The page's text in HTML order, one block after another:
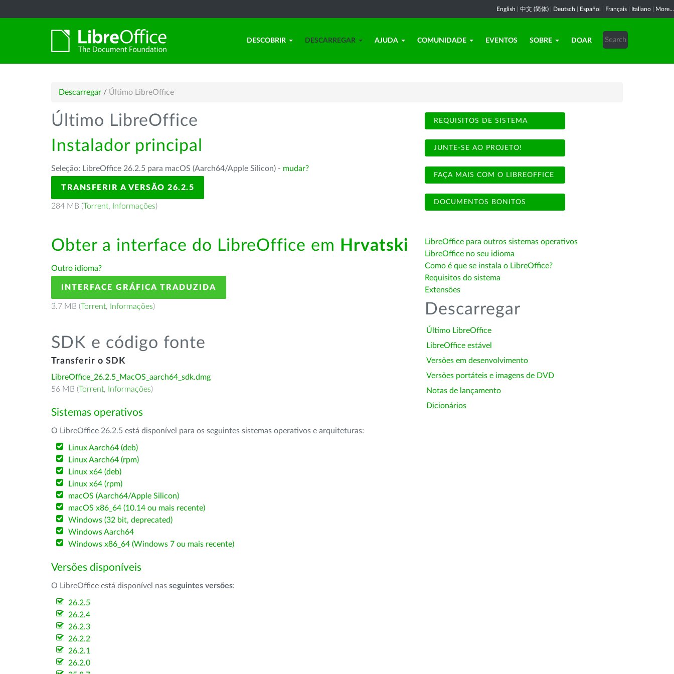
English 中文 (简体) Deutsch Español Français Italiano More...
DESCOBRIR DESCARREGAR AJUDA COMUNIDADE EVENTOS SOBRE DOAR
Descarregar / Último LibreOffice
Último LibreOffice
Instalador principal
Seleção: LibreOffice 26.2.5 para macOS (Aarch64/Apple Silicon) - mudar?
TRANSFERIR A VERSÃO 26.2.5
284 MB (Torrent, Informações)
Obter a interface do LibreOffice em Hrvatski
Outro idioma?
INTERFACE GRÁFICA TRADUZIDA
3.7 MB (Torrent, Informações)
SDK e código fonte
Transferir o SDK
LibreOffice_26.2.5_MacOS_aarch64_sdk.dmg
56 MB (Torrent, Informações)
Sistemas operativos
O LibreOffice 26.2.5 está disponível para os seguintes sistemas operativos e arquiteturas:
Linux Aarch64 (deb)
Linux Aarch64 (rpm)
Linux x64 (deb)
Linux x64 (rpm)
macOS (Aarch64/Apple Silicon)
macOS x86_64 (10.14 ou mais recente)
Windows (32 bit, deprecated)
Windows Aarch64
Windows x86_64 (Windows 7 ou mais recente)
Versões disponíveis
O LibreOffice está disponível nas seguintes versões:
26.2.5
26.2.4
26.2.3
26.2.2
26.2.1
26.2.0
REQUISITOS DE SISTEMA
JUNTE-SE AO PROJETO!
FAÇA MAIS COM O LIBREOFFICE
DOCUMENTOS BONITOS
LibreOffice para outros sistemas operativos
LibreOffice no seu idioma
Como é que se instala o LibreOffice?
Requisitos do sistema
Extensões
Descarregar
Último LibreOffice
LibreOffice estável
Versões em desenvolvimento
Versões portáteis e imagens de DVD
Notas de lançamento
Dicionários